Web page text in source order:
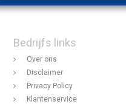
Bedrijfs links
Over ons
Disclaimer
Privacy Policy
Klantenservice